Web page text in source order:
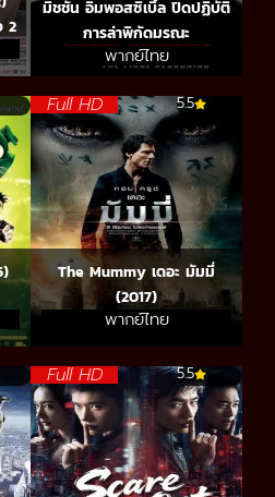
2
มิชชั่น อิมพอสซิเบิ้ล ปิดปฏิบัติ
การล่าพิกัดมรณะ
พากย์ไทย
Full HD 5.5
The Mummy เดอะ มัมมี่
(2017)
พากย์ไทย
Full HD 5.5